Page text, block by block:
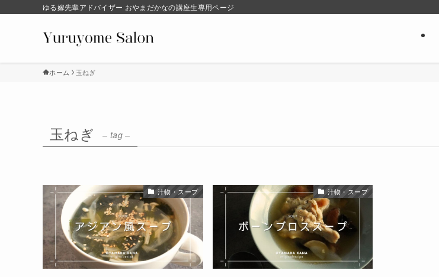
ゆる嫁先輩アドバイザー おやまだかなの講座生専用ページ
ホーム 玉ねぎ
玉ねぎ – tag –
汁物・スープ 汁物・スープ